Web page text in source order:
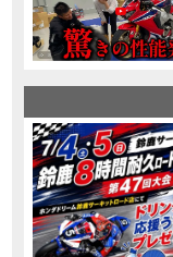
MOVIE ＨＣＭ２
MOVIE ＨＣＭ２
Honda
MOVIE Honda
MOVIE
Honda
２月１２日 牡
EVENT 第6回オフ
EVENT Honda Dream